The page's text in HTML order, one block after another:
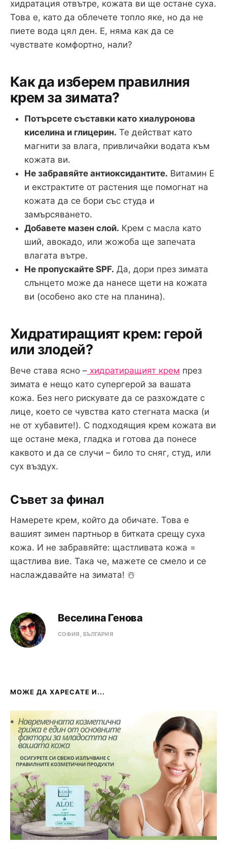
хидратация отвътре, кожата ви ще остане суха.
Това е, като да облечете топло яке, но да не
пиете вода цял ден. Е, няма как да се
чувствате комфортно, нали?
Как да изберем правилния
крем за зимата?
Потърсете съставки като хиалуронова
киселина и глицерин. Те действат като
магнити за влага, привличайки водата към
кожата ви.
Не забравяйте антиоксидантите. Витамин Е
и екстрактите от растения ще помогнат на
кожата да се бори със студа и
замърсяването.
Добавете мазен слой. Крем с масла като
ший, авокадо, или жожоба ще запечата
влагата вътре.
Не пропускайте SPF. Да, дори през зимата
слънцето може да нанесе щети на кожата
ви (особено ако сте на планина).
Хидратиращият крем: герой
или злодей?
Вече става ясно – хидратиращият крем през
зимата е нещо като супергерой за вашата
кожа. Без него рискувате да се разхождате с
лице, което се чувства като стегната маска (и
не от хубавите!). С подходящия крем кожата ви
ще остане мека, гладка и готова да понесе
каквото и да се случи – било то сняг, студ, или
сух въздух.
Съвет за финал
Намерете крем, който да обичате. Това е
вашият зимен партньор в битката срещу суха
кожа. И не забравяйте: щастливата кожа =
щастлива вие. Така че, мажете се смело и се
наслаждавайте на зимата! ☃️
Веселина Генова
СОФИЯ, БЪЛГАРИЯ
МОЖЕ ДА ХАРЕСАТЕ И...